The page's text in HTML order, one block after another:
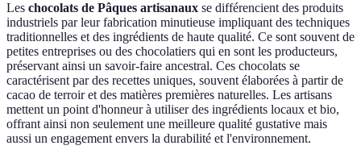
Les chocolats de Pâques artisanaux se différencient des produits
industriels par leur fabrication minutieuse impliquant des techniques
traditionnelles et des ingrédients de haute qualité. Ce sont souvent de
petites entreprises ou des chocolatiers qui en sont les producteurs,
préservant ainsi un savoir-faire ancestral. Ces chocolats se
caractérisent par des recettes uniques, souvent élaborées à partir de
cacao de terroir et des matières premières naturelles. Les artisans
mettent un point d'honneur à utiliser des ingrédients locaux et bio,
offrant ainsi non seulement une meilleure qualité gustative mais
aussi un engagement envers la durabilité et l'environnement.